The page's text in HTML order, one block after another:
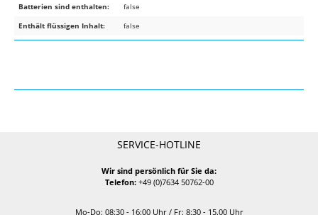
Batterien sind enthalten:
false
Enthält flüssigen Inhalt:
false
SERVICE-HOTLINE
Wir sind persönlich für Sie da:
Telefon:+49 (0)7634 50762-00
Mo-Do: 08:30 - 16:00 Uhr / Fr: 8:30 - 15.00 Uhr